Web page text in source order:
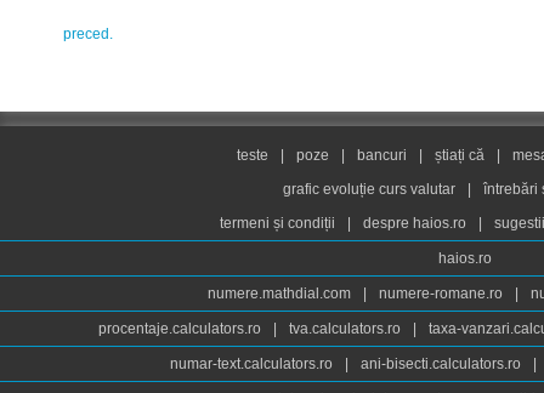
preced.
teste poze bancuri știați că
grafic evoluție curs valutar
întrebări
termeni și condiții
despre haios.ro
haios.ro
numere.mathdial.com numere-romane.ro
procentaje.calculators.ro tva.calculators.ro taxa-
numar-text.calculators.ro ani-bisecti.calculators.ro